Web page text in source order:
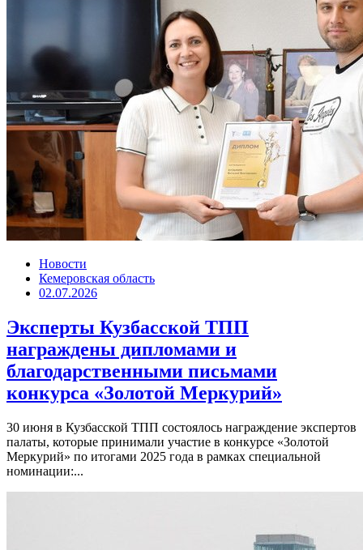
Новости
Кемеровская область
02.07.2026
Эксперты Кузбасской ТПП
награждены дипломами и
благодарственными письмами
конкурса «Золотой Меркурий»
30 июня в Кузбасской ТПП состоялось награждение экспертов
палаты, которые принимали участие в конкурсе «Золотой
Меркурий» по итогами 2025 года в рамках специальной
номинации:...